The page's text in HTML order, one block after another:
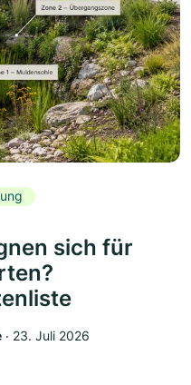
sich für
‧ 23. Juli 2026